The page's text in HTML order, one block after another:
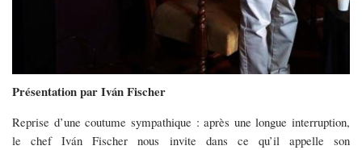
en
événements
Présentation par Iván Fischer
Reprise d’une coutume sympathique : après une longue interruption,
le chef Iván Fischer nous invite dans ce qu’il appelle son